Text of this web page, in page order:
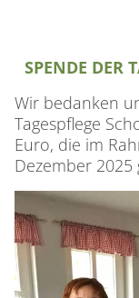
SPENDE DER
Wir bedanken
Tagespflege
Euro, die im
Dezember